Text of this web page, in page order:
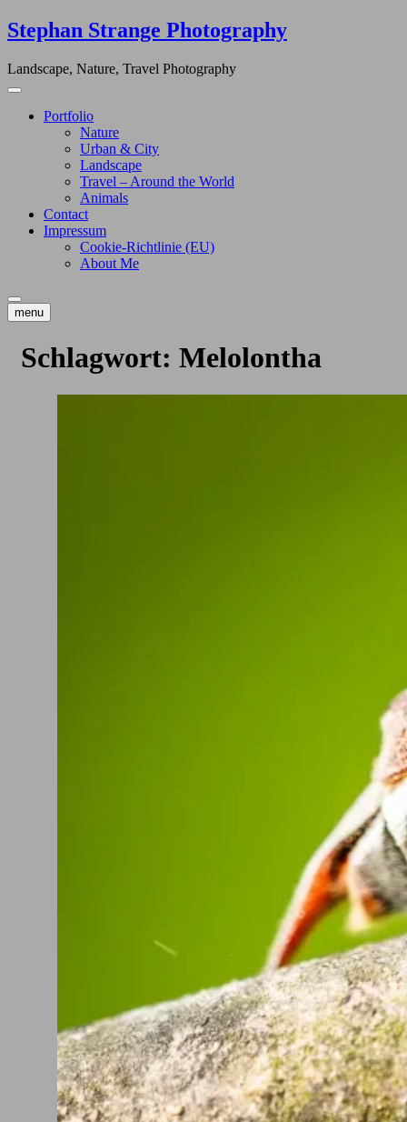
Skip
to
Stephan Strange Photography
Landscape, Nature, Travel Photography
Portfolio
Nature
Urban & City
Landscape
Travel – Around the World
Animals
Contact
Impressum
Cookie-Richtlinie (EU)
About Me
menu
Schlagwort: Melolontha